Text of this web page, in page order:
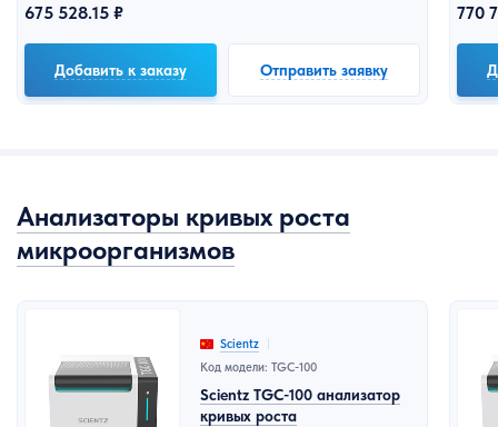
675 528.15 ₽
Добавить к заказу Отправить заявку
770
Анализаторы кривых роста
микроорганизмов
Scientz
Код модели: TGC-100
Scientz TGC-100 анализатор
кривых роста